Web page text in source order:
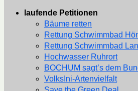
laufende Petitionen
Bäume retten
Rettung Schwimmbad
Rettung Schwimmbad
Hochwasser Ruhrort
BOCHUM sagt’s dem
VolksIni-Artenvielfalt